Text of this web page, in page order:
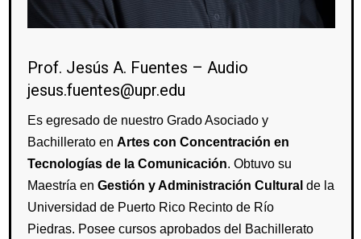
Prof. Jesús A. Fuentes – Audio
jesus.fuentes@upr.edu
Es egresado de nuestro Grado Asociado y
Bachillerato en Artes con Concentración en
Tecnologías de la Comunicación. Obtuvo su
Maestría en Gestión y Administración Cultural de la
Universidad de Puerto Rico Recinto de Río
Piedras. Posee cursos aprobados del Bachillerato